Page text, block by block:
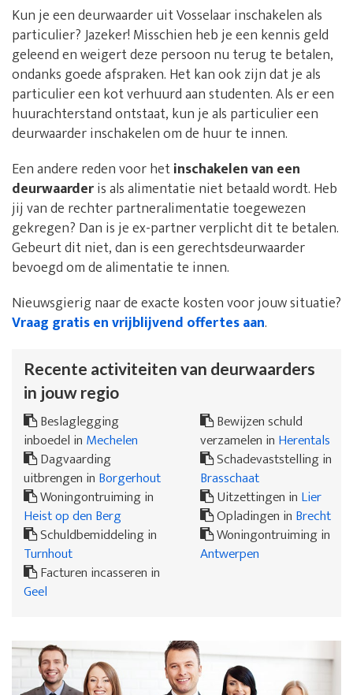
Kun je een deurwaarder uit Vosselaar inschakelen als
particulier? Jazeker! Misschien heb je een kennis geld
geleend en weigert deze persoon nu terug te betalen,
ondanks goede afspraken. Het kan ook zijn dat je als
particulier een kot verhuurd aan studenten. Als er een
huurachterstand ontstaat, kun je als particulier een
deurwaarder inschakelen om de huur te innen.
Een andere reden voor hetinschakelen van een
deurwaarderis als alimentatie niet betaald wordt. Heb
jij van de rechter partneralimentatie toegewezen
gekregen? Dan is je ex-partner verplicht dit te betalen.
Gebeurt dit niet, dan is een gerechtsdeurwaarder
bevoegd om de alimentatie te innen.
Nieuwsgierig naar de exacte kosten voor jouw situatie?
Vraag gratis en vrijblijvend offertes aan.
Recente activiteiten van deurwaarders
in jouw regio
Beslaglegging
inboedel in Mechelen
Dagvaarding
uitbrengen in Borgerhout
Woningontruiming in
Heist op den Berg
Schuldbemiddeling in
Turnhout
Facturen incasseren in
Geel
Bewijzen schuld
verzamelen in Herentals
Schadevaststelling in
Brasschaat
Uitzettingen in Lier
Opladingen in Brecht
Woningontruiming in
Antwerpen